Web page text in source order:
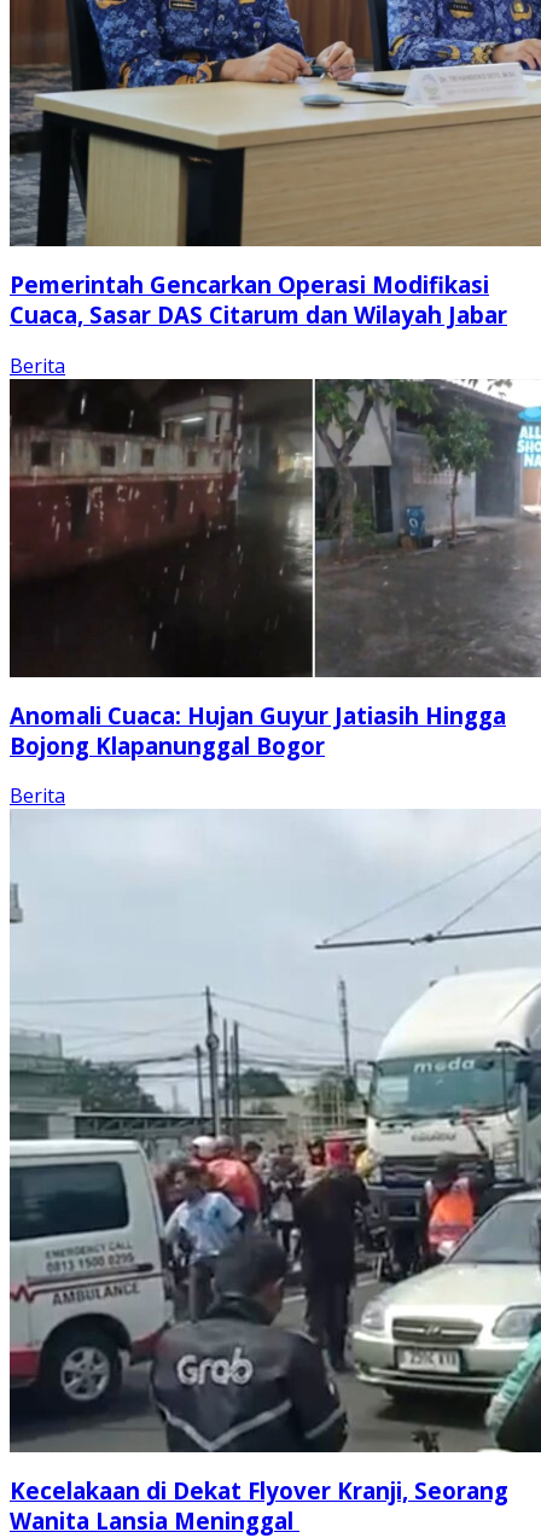
Pemerintah Gencarkan Operasi Modifikasi
Cuaca, Sasar DAS Citarum dan Wilayah Jabar
Berita
Anomali Cuaca: Hujan Guyur Jatiasih Hingga
Bojong Klapanunggal Bogor
Berita
Kecelakaan di Dekat Flyover Kranji, Seorang
Wanita Lansia Meninggal